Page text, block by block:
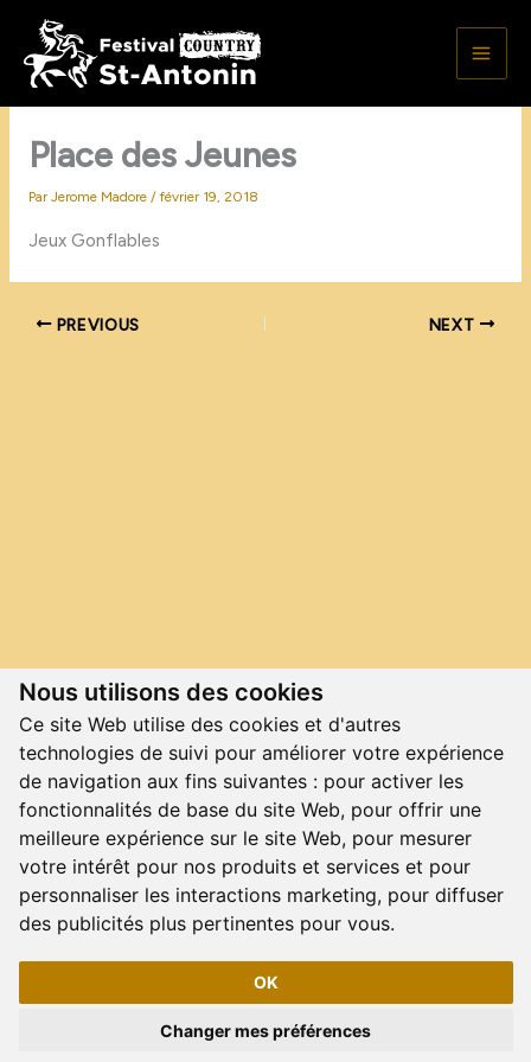
Nous utilisons des cookies
Ce site Web utilise des cookies et d'autres
technologies de suivi pour améliorer votre expérience
de navigation aux fins suivantes : pour activer les
fonctionnalités de base du site Web, pour offrir une
meilleure expérience sur le site Web, pour mesurer
votre intérêt pour nos produits et services et pour
personnaliser les interactions marketing, pour diffuser
des publicités plus pertinentes pour vous.
OK
Changer mes préférences
contenu
Place des Jeunes
Par Jerome Madore / février 19, 2018
Jeux Gonflables
PREVIOUS NEXT
Droits d'auteur © 2026 Festival Country St-Antonin | Réalisation :
ADNBSL Inc.